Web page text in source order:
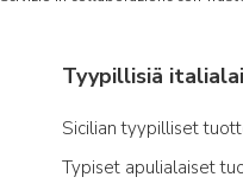
Sicilian tyypilliset
Typiset apulialaiset